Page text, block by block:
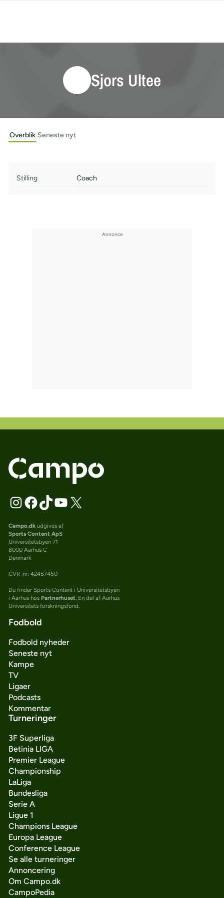
Sjors Ultee
Overblik Seneste nyt
Stilling Coach
Campo.dkudgives af
Sports Content ApS
Universitetsbyen 71
8000 Aarhus C
Denmark
CVR-nr: 42457450
Du finder Sports Content i Universitetsbyen
i Aarhus hos Partnerhuset. En del af Aarhus
Universitets forskningsfond.
Fodbold
Fodbold nyheder
Seneste nyt
Kampe
TV
Ligaer
Podcasts
Kommentar
Turneringer
3F Superliga
Betinia LIGA
Premier League
Championship
LaLiga
Bundesliga
Serie A
Ligue 1
Champions League
Europa League
Conference League
Se alle turneringer
Annoncering
Om Campo.dk
CampoPedia